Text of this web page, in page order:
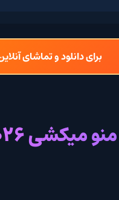
و تماشای آنلاین با
فارسی